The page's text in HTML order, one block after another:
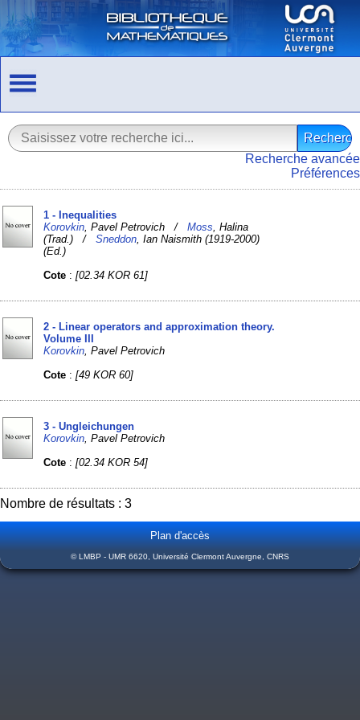
Recherche avancée
Préférences
1 - Inequalities
Korovkin , Pavel Petrovich /Moss , Halina
(Trad.) /Sneddon , Ian Naismith (1919-2000)
(Ed.)
Cote :[02.34 KOR 61]
2 - Linear operators and approximation theory.
Volume III
Korovkin , Pavel Petrovich
Cote :[49 KOR 60]
3 - Ungleichungen
Korovkin , Pavel Petrovich
Cote :[02.34 KOR 54]
Nombre de résultats : 3
Plan d'accès
© LMBP - UMR 6620, Université Clermont Auvergne, CNRS